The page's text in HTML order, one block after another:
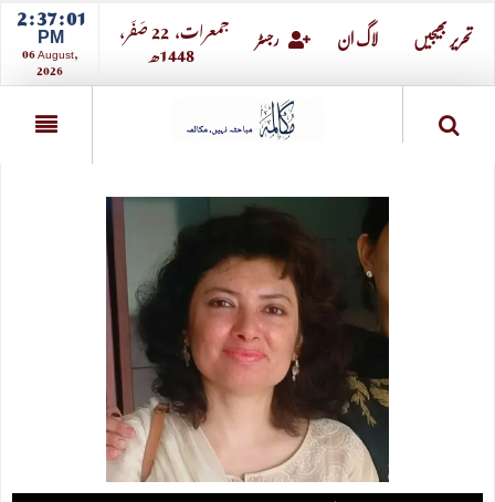
2 : 37 : 02
PM
06 August,
2026
جمعرات،22صــَــفــَــر،
1448ھ تحریر بھیجیں لاگ ان رجسٹر